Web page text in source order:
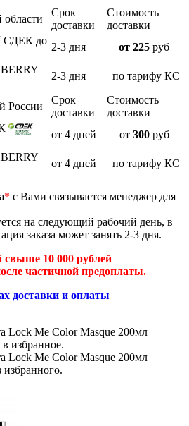
области
Срок
доставки
Стоимость
доставки
СДЕК до
2-3 дня от 225 руб
2-3 дня по тарифу КС
России
Срок
доставки
Стоимость
доставки
от 4 дней от 300руб
от 4 дней по тарифу КС
* с Вами связывается менеджер для
на следующий рабочий день, в
заказа может занять 2-3 дня.
10 000 рублей
частичной предоплаты.
доставки и оплаты
Lock Me Color Masque 200мл
избранное.
Lock Me Color Masque 200мл